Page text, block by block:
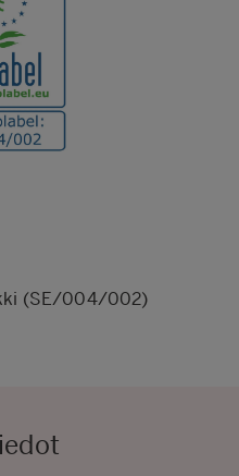
(SE/004/002)